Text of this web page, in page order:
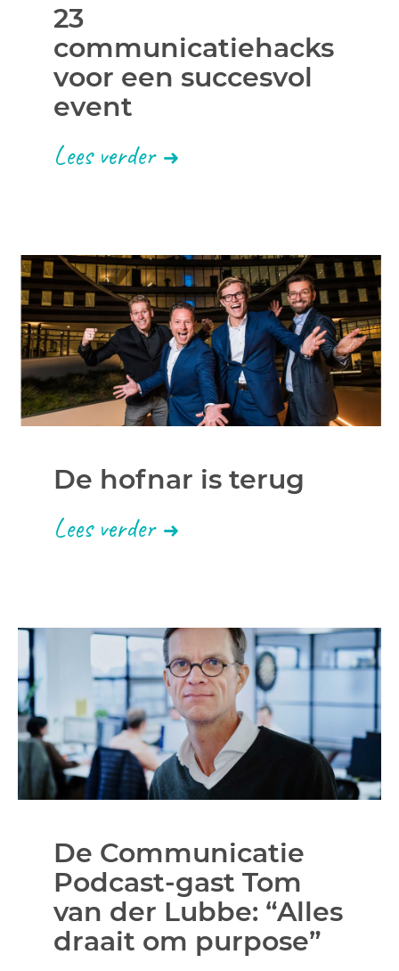
23
communicatiehacks
voor een succesvol
event
Lees verder
De hofnar is terug
Lees verder
De Communicatie
Podcast-gast Tom
van der Lubbe: “Alles
draait om purpose”